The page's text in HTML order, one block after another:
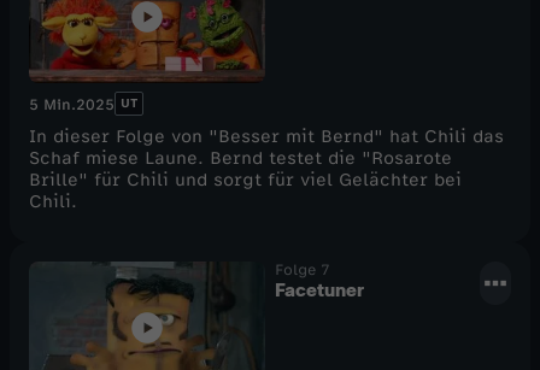
5 Min.2025 UT
In dieser Folge von "Besser mit Bernd" hat Chili das
Schaf miese Laune. Bernd testet die "Rosarote
Brille" für Chili und sorgt für viel Gelächter bei
Chili.
Folge 7
Facetuner